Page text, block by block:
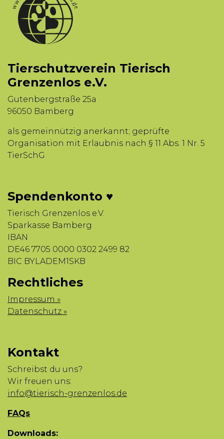
Tierschutzverein Tierisch
Grenzenlos e.V.
Gutenbergstraße 25a
96050 Bamberg
als gemeinnützig anerkannt; geprüfte
Organisation mit Erlaubnis nach § 11 Abs. 1 Nr. 5
TierSchG
Spendenkonto ♥
Tierisch Grenzenlos e.V.
Sparkasse Bamberg
IBAN
DE46 7705 0000 0302 2499 82
BIC BYLADEM1SKB
Rechtliches
Impressum »
Datenschutz »
Kontakt
Schreibst du uns?
Wir freuen uns:
info@tierisch-grenzenlos.de
FAQs
Downloads: